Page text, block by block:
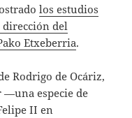
los estudios
del
Etxeberria.
Rodrigo de Ocáriz,
—una especie de
II en